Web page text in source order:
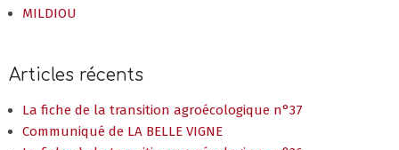
MILDIOU
Articles récents
La fiche de la transition agroécologique n°37
Communiqué de LA BELLE VIGNE